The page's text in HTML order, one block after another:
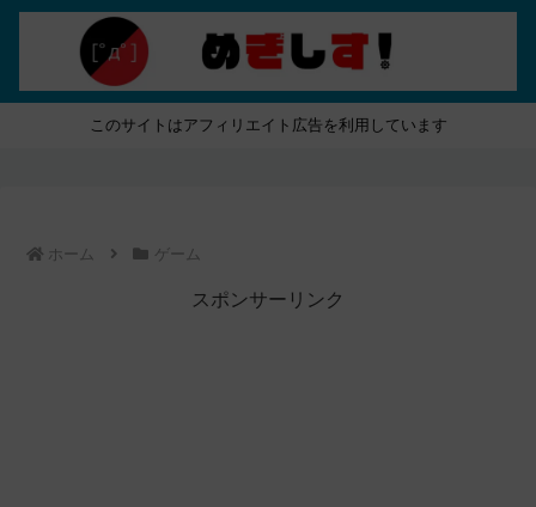
このサイトはアフィリエイト広告を利用しています
ホーム ゲーム
スポンサーリンク